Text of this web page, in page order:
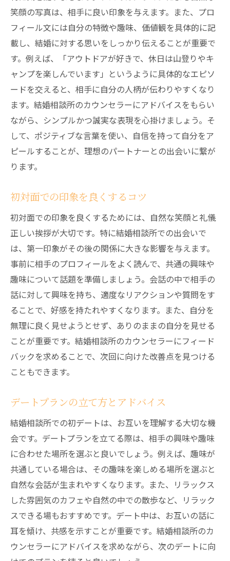
笑顔の写真は、相手に良い印象を与えます。また、プロ
フィール文には自分の特徴や趣味、価値観を具体的に記
載し、結婚に対する思いをしっかり伝えることが重要で
す。例えば、「アウトドアが好きで、休日は山登りやキ
ャンプを楽しんでいます」というように具体的なエピソ
ードを交えると、相手に自分の人柄が伝わりやすくなり
ます。結婚相談所のカウンセラーにアドバイスをもらい
ながら、シンプルかつ誠実な表現を心掛けましょう。そ
して、ポジティブな言葉を使い、自信を持って自分をア
ピールすることが、理想のパートナーとの出会いに繋が
ります。
初対面での印象を良くするコツ
初対面での印象を良くするためには、自然な笑顔と礼儀
正しい挨拶が大切です。特に結婚相談所での出会いで
は、第一印象がその後の関係に大きな影響を与えます。
事前に相手のプロフィールをよく読んで、共通の興味や
趣味について話題を準備しましょう。会話の中で相手の
話に対して興味を持ち、適度なリアクションや質問をす
ることで、好感を持たれやすくなります。また、自分を
無理に良く見せようとせず、ありのままの自分を見せる
ことが重要です。結婚相談所のカウンセラーにフィード
バックを求めることで、次回に向けた改善点を見つける
こともできます。
デートプランの立て方とアドバイス
結婚相談所での初デートは、お互いを理解する大切な機
会です。デートプランを立てる際は、相手の興味や趣味
に合わせた場所を選ぶと良いでしょう。例えば、趣味が
共通している場合は、その趣味を楽しめる場所を選ぶと
自然な会話が生まれやすくなります。また、リラックス
した雰囲気のカフェや自然の中での散歩など、リラック
スできる場もおすすめです。デート中は、お互いの話に
耳を傾け、共感を示すことが重要です。結婚相談所のカ
ウンセラーにアドバイスを求めながら、次のデートに向